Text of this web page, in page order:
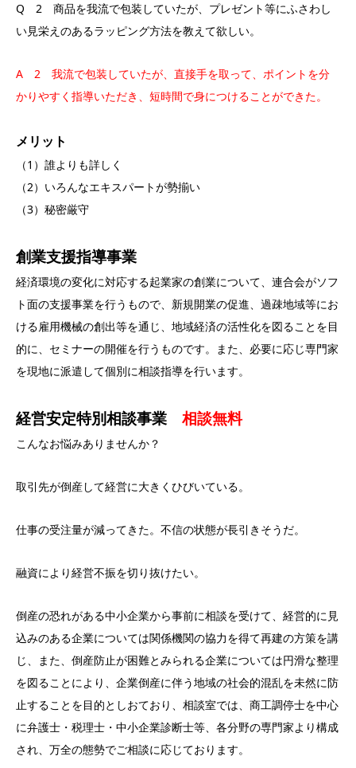
Q 2 商品を我流で包装していたが、プレゼント等にふさわし
い見栄えのあるラッピング方法を教えて欲しい。
A 2 我流で包装していたが、直接手を取って、ポイントを分
かりやすく指導いただき、短時間で身につけることができた。
メリット
（1）誰よりも詳しく
（2）いろんなエキスパートが勢揃い
（3）秘密厳守
創業支援指導事業
経済環境の変化に対応する起業家の創業について、連合会がソフ
ト面の支援事業を行うもので、新規開業の促進、過疎地域等にお
ける雇用機械の創出等を通じ、地域経済の活性化を図ることを目
的に、セミナーの開催を行うものです。また、必要に応じ専門家
を現地に派遣して個別に相談指導を行います。
経営安定特別相談事業 相談無料
こんなお悩みありませんか？
取引先が倒産して経営に大きくひびいている。
仕事の受注量が減ってきた。不信の状態が長引きそうだ。
融資により経営不振を切り抜けたい。
倒産の恐れがある中小企業から事前に相談を受けて、経営的に見
込みのある企業については関係機関の協力を得て再建の方策を講
じ、また、倒産防止が困難とみられる企業については円滑な整理
を図ることにより、企業倒産に伴う地域の社会的混乱を未然に防
止することを目的としおており、相談室では、商工調停士を中心
に弁護士・税理士・中小企業診断士等、各分野の専門家より構成
され、万全の態勢でご相談に応じております。